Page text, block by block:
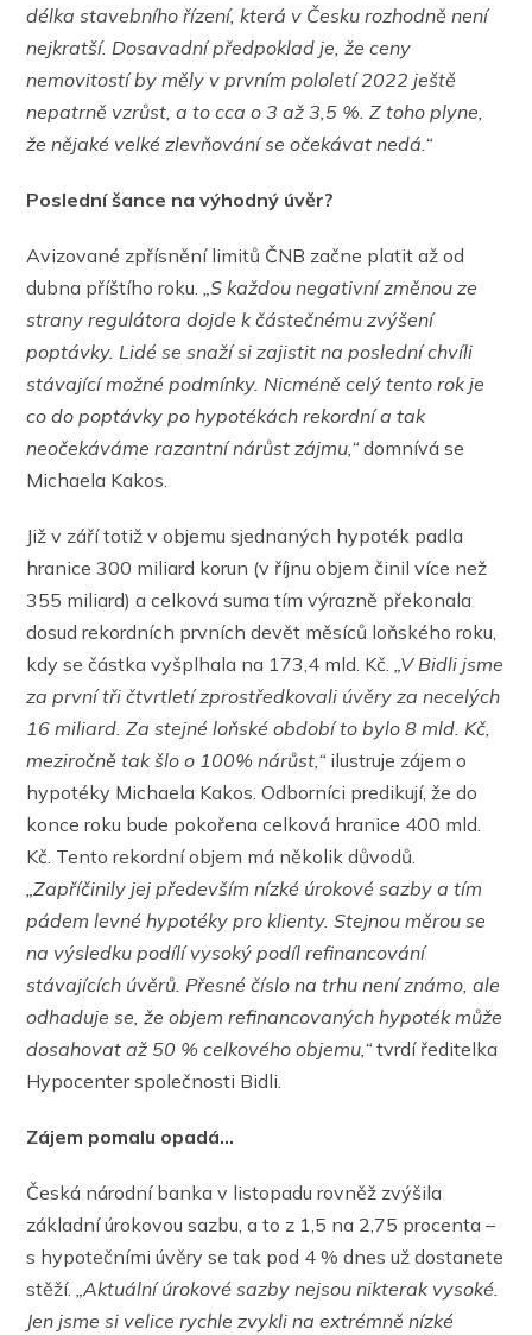
délka stavebního řízení, která v Česku rozhodně není
nejkratší. Dosavadní předpoklad je, že ceny
nemovitostí by měly v prvním pololetí 2022 ještě
nepatrně vzrůst, a to cca o 3 až 3,5 %. Z toho plyne,
že nějaké velké zlevňování se očekávat nedá.“
Poslední šance na výhodný úvěr?
Avizované zpřísnění limitů ČNB začne platit až od
dubna příštího roku.„S každou negativní změnou ze
strany regulátora dojde k částečnému zvýšení
poptávky. Lidé se snaží si zajistit na poslední chvíli
stávající možné podmínky. Nicméně celý tento rok je
co do poptávky po hypotékách rekordní a tak
neočekáváme razantní nárůst zájmu,“ domnívá se
Michaela Kakos.
Již v září totiž v objemu sjednaných hypoték padla
hranice 300 miliard korun (v říjnu objem činil více než
355 miliard) a celková suma tím výrazně překonala
dosud rekordních prvních devět měsíců loňského roku,
kdy se částka vyšplhala na 173,4 mld. Kč.„V Bidli jsme
za první tři čtvrtletí zprostředkovali úvěry za necelých
16 miliard. Za stejné loňské období to bylo 8 mld. Kč,
meziročně tak šlo o 100% nárůst,“ ilustruje zájem o
hypotéky Michaela Kakos. Odborníci predikují, že do
konce roku bude pokořena celková hranice 400 mld.
Kč. Tento rekordní objem má několik důvodů.
„Zapříčinily jej především nízké úrokové sazby a tím
pádem levné hypotéky pro klienty. Stejnou měrou se
na výsledku podílí vysoký podíl refinancování
stávajících úvěrů. Přesné číslo na trhu není známo, ale
odhaduje se, že objem refinancovaných hypoték může
dosahovat až 50 % celkového objemu,“tvrdí ředitelka
Hypocenter společnosti Bidli.
Zájem pomalu opadá…
Česká národní banka v listopadu rovněž zvýšila
základní úrokovou sazbu, a to z 1,5 na 2,75 procenta –
s hypotečními úvěry se tak pod 4 % dnes už dostanete
stěží.„Aktuální úrokové sazby nejsou nikterak vysoké.
Jen jsme si velice rychle zvykli na extrémně nízké